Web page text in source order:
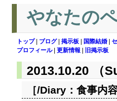
やなたの
トップ| ブログ| 掲示板 国際結婚
プロフィール| 更新情報 旧掲示板
2013.10.20 （
［/Diary： 食事内